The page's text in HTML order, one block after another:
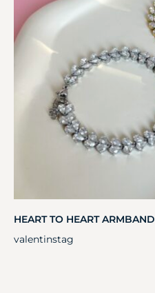
HEART TO HEART ARMBAND
valentinstag